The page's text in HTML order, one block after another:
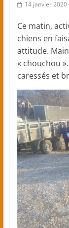
–
Ecole
primaire
privée
catholique
sous
contrat
d'association
avec
l'Etat
classes
maternelles
élémentaires)
14 janvier 2020
Ce matin,
chiens en
attitude.
« chouchou
caressés et